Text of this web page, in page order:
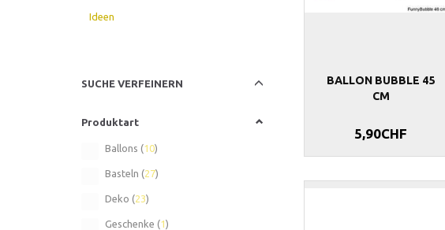
Ideen
SUCHE VERFEINERN Anzeigenfilter
Produktart
Ballons (10)
Basteln (27)
Deko (23)
Geschenke (1)
BALLON BUBBLE 45
CM
5,90CHF